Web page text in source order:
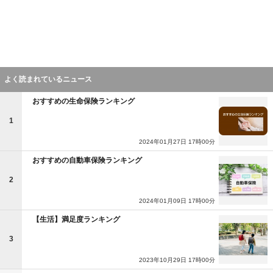
よく読まれているニュース
1
おすすめの生命保険ランキング
2024年01月27日 17時00分
2
おすすめの自動車保険ランキング
2024年01月09日 17時00分
3
【生活】満足度ランキング
2023年10月29日 17時00分